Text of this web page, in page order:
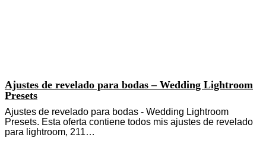
Ajustes de revelado para bodas – Wedding Lightroom
Presets
Ajustes de revelado para bodas - Wedding Lightroom
Presets. Esta oferta contiene todos mis ajustes de revelado
para lightroom, 211…